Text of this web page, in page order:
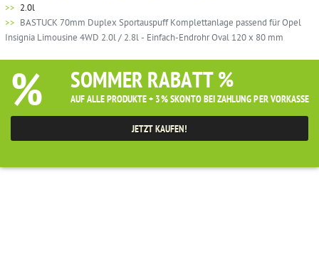
2.0l
BASTUCK 70mm Duplex Sportauspuff Komplettanlage passend für Opel
Insignia Limousine 4WD 2.0l / 2.8l - Einfach-Endrohr Oval 120 x 80 mm
% SOMMER RABATT %
AUF ALLE PRODUKTE + 3% SKONTO BEI ZAHLUNG PER VORKASSE
JETZT KAUFEN!